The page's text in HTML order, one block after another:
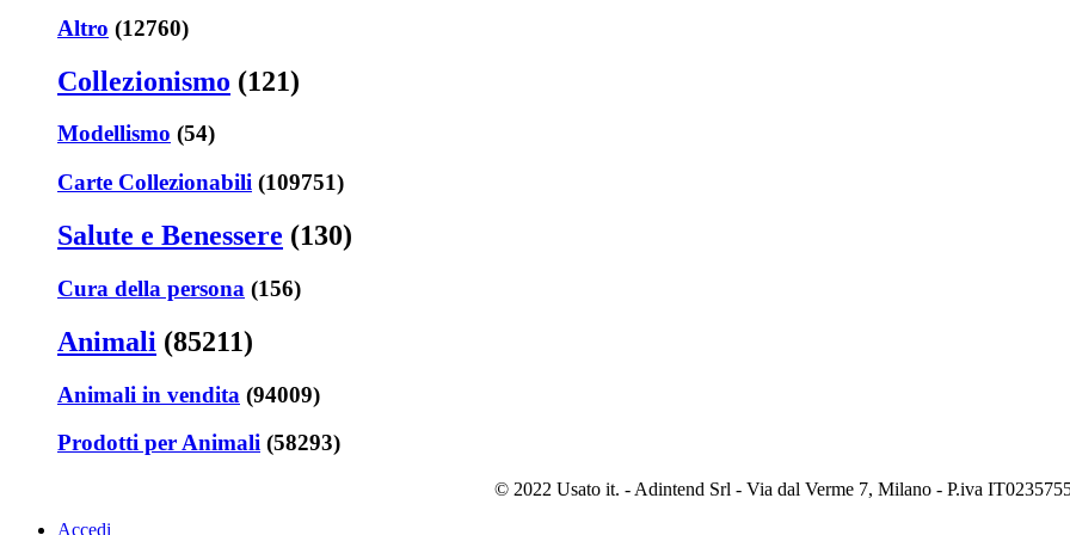
Altro (12760)
Collezionismo (121)
Modellismo (54)
Carte Collezionabili (109751)
Salute e Benessere (130)
Cura della persona (156)
Animali (85211)
Animali in vendita (94009)
Prodotti per Animali (58293)
© 2022 Usato it. - Adintend Srl - Via dal Verme 7, Milano - P.iva
Accedi